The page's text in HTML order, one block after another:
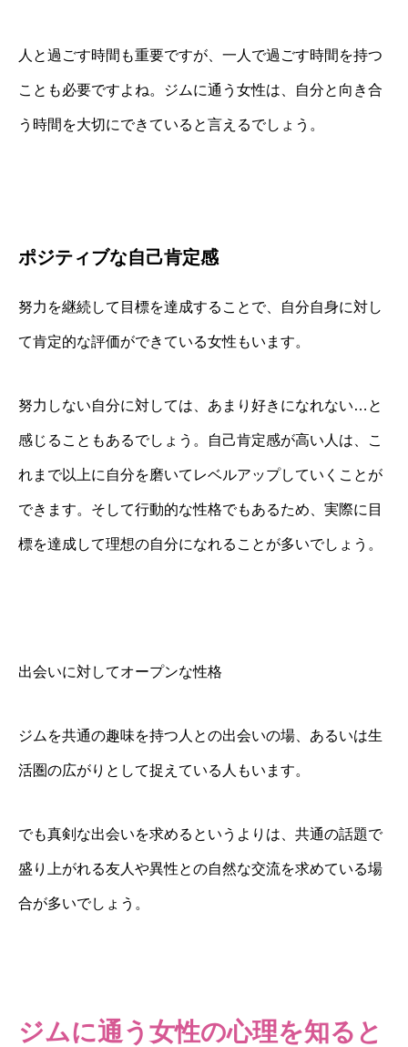
人と過ごす時間も重要ですが、一人で過ごす時間を持つ
ことも必要ですよね。ジムに通う女性は、自分と向き合
う時間を大切にできていると言えるでしょう。
ポジティブな自己肯定感
努力を継続して目標を達成することで、自分自身に対し
て肯定的な評価ができている女性もいます。
努力しない自分に対しては、あまり好きになれない…と
感じることもあるでしょう。自己肯定感が高い人は、こ
れまで以上に自分を磨いてレベルアップしていくことが
できます。そして行動的な性格でもあるため、実際に目
標を達成して理想の自分になれることが多いでしょう。
出会いに対してオープンな性格
ジムを共通の趣味を持つ人との出会いの場、あるいは生
活圏の広がりとして捉えている人もいます。
でも真剣な出会いを求めるというよりは、共通の話題で
盛り上がれる友人や異性との自然な交流を求めている場
合が多いでしょう。
ジムに通う女性の心理を知ると